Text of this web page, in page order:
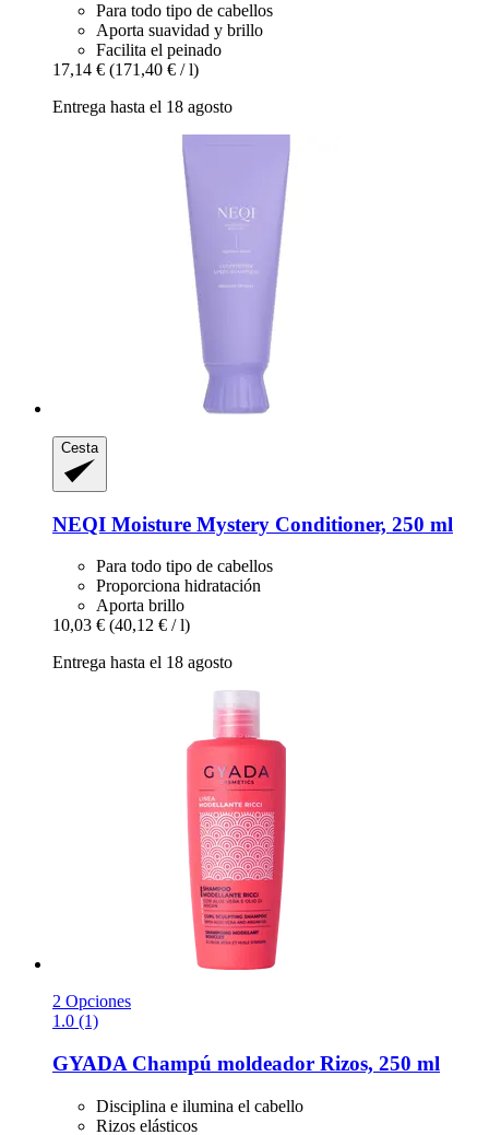
Para todo tipo de cabellos
Aporta suavidad y brillo
Facilita el peinado
17,14 € (171,40 € / l)
Entrega hasta el 18 agosto
Cesta
NEQI Moisture Mystery Conditioner, 250 ml
Para todo tipo de cabellos
Proporciona hidratación
Aporta brillo
10,03 € (40,12 € / l)
Entrega hasta el 18 agosto
2 Opciones
1.0 (1)
GYADA Champú moldeador Rizos, 250 ml
Disciplina e ilumina el cabello
Rizos elásticos